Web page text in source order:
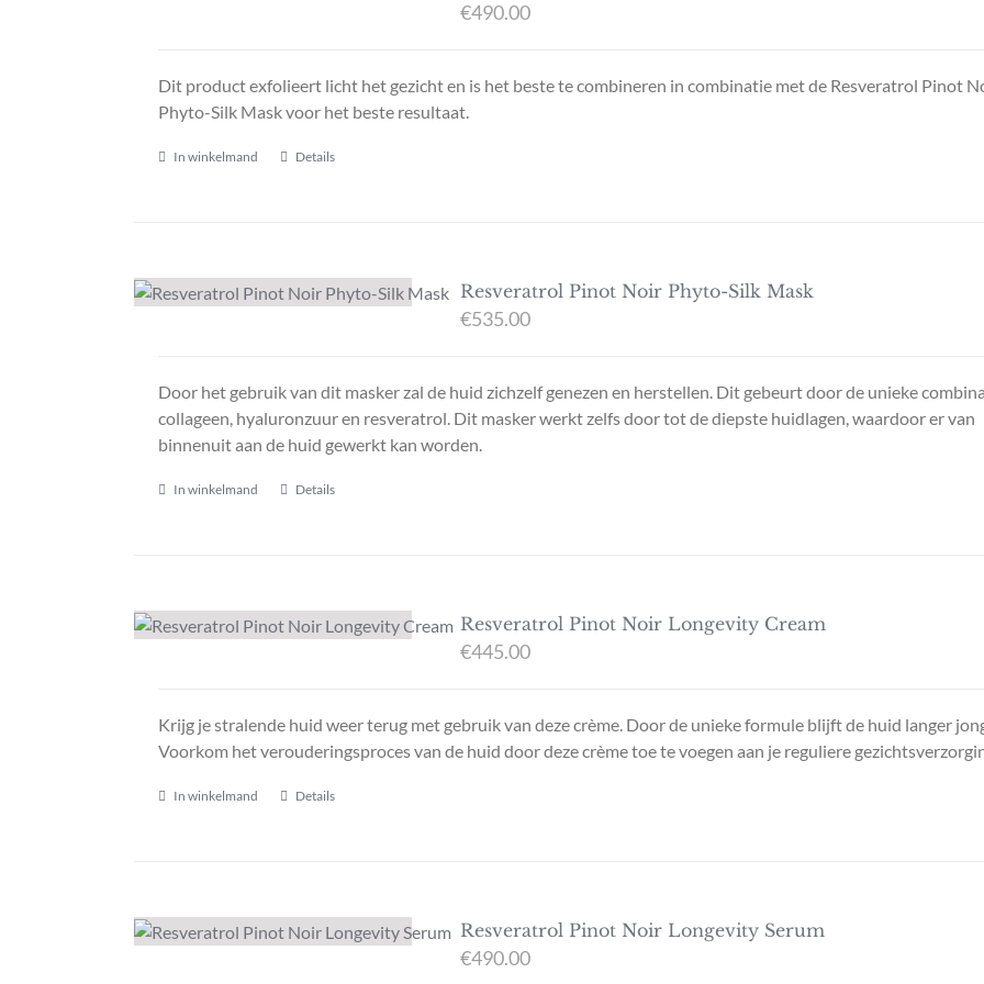
€490.00
Dit product exfolieert licht het gezicht en is het beste te combineren in combinatie met de Resveratrol Pinot
Phyto-Silk Mask voor het beste resultaat.
In winkelmand Details
Resveratrol Pinot Noir Phyto-Silk Mask
€535.00
Door het gebruik van dit masker zal de huid zichzelf genezen en herstellen. Dit gebeurt door de unieke
collageen, hyaluronzuur en resveratrol. Dit masker werkt zelfs door tot de diepste huidlagen, waardoor er van
binnenuit aan de huid gewerkt kan worden.
In winkelmand Details
Resveratrol Pinot Noir Longevity Cream
€445.00
Krijg jestralende huid weer terug met gebruik van deze crème. Door de unieke formule blijft de huid langer
Voorkom het verouderingsproces van de huid door deze crème toe te voegen aan je reguliere
In winkelmand Details
Resveratrol Pinot Noir Longevity Serum
€490.00